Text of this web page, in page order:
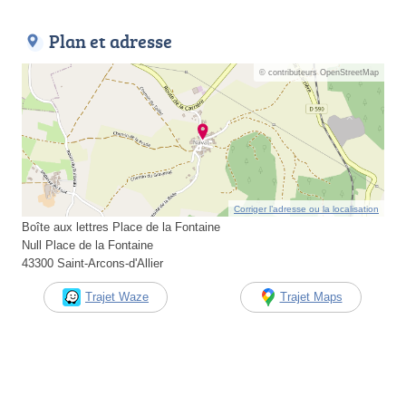
Plan et adresse
© contributeurs OpenStreetMap
Corriger l’adresse ou la localisation
Boîte aux lettres Place de la Fontaine
Null Place de la Fontaine
43300 Saint-Arcons-d'Allier
Trajet Waze Trajet Maps